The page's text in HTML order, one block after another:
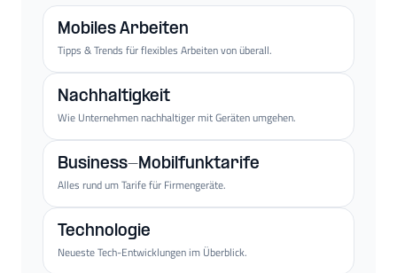
Mobiles Arbeiten
Tipps & Trends für flexibles Arbeiten von überall.
Nachhaltigkeit
Wie Unternehmen nachhaltiger mit Geräten umgehen.
Business-Mobilfunktarife
Alles rund um Tarife für Firmengeräte.
Technologie
Neueste Tech-Entwicklungen im Überblick.